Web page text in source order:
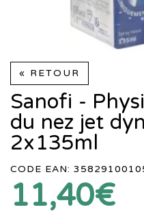
« RETOUR
Sanofi -
du nez jet
2x135ml
CODE EAN:
11,40€